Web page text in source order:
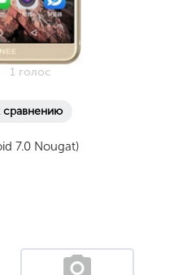
1 голос
сравнению
7.0 Nougat)